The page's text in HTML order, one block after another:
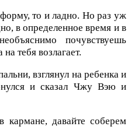
то и ладно. Но раз уж
в определенное время и в
почувствуешь
тебя возлагает.
взглянул на ребенка и
и сказал Чжу Вэю и
давайте соберем